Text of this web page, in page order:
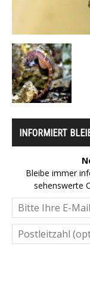
INFORMIERT
Bleibe immer
sehenswerte